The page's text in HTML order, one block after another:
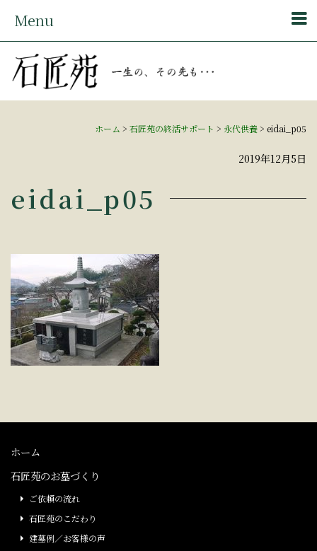
Menu
ホーム > 石匠苑の終活サポート > 永代供養> eidai_p05
2019年12月5日
eidai_p05
ホーム
石匠苑のお墓づくり
ご依頼の流れ
石匠苑のこだわり
建墓例／お客様の声